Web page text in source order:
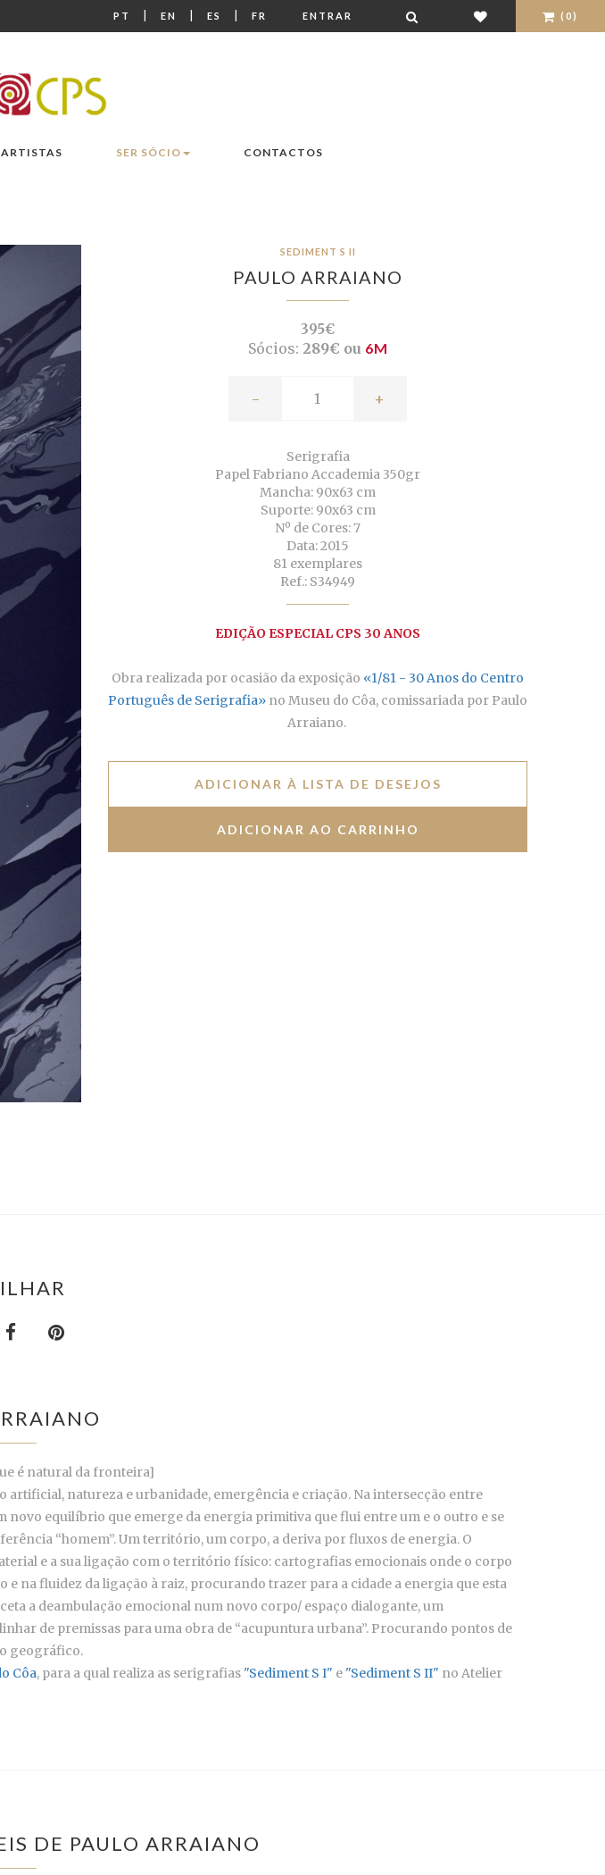
PT | EN | ES | FR ENTRAR (0)
ARTISTAS SER SÓCIO CONTACTOS
SEDIMENT S II
PAULO ARRAIANO
395€
Sócios: 289€ ou 6M
- +
Serigrafia
Papel Fabriano Accademia 350gr
Mancha: 90x63 cm
Suporte: 90x63 cm
Nº de Cores: 7
Data: 2015
81 exemplares
Ref.: S34949
EDIÇÃO ESPECIAL CPS 30 ANOS
Obra realizada por ocasião da exposição «1/81 - 30 Anos do Centro
Português de Serigrafia» no Museu do Côa, comissariada por Paulo
Arraiano.
ADICIONAR À LISTA DE DESEJOS
é natural da fronteira]
natureza e urbanidade, emergência e criação. Na intersecção entre
novo equilíbrio que emerge da energia primitiva que flui entre um e o outro e se
“homem”. Um território, um corpo, a deriva por fluxos de energia. O
e a sua ligação com o território físico: cartografias emocionais onde o corpo
na fluidez da ligação à raiz, procurando trazer para a cidade a energia que esta
a deambulação emocional num novo corpo/ espaço dialogante, um
de premissas para uma obra de “acupuntura urbana”. Procurando pontos de
geográfico.
Côa, para a qual realiza as serigrafias "Sediment S I" e "Sediment S II" no Atelier
DE PAULO ARRAIANO